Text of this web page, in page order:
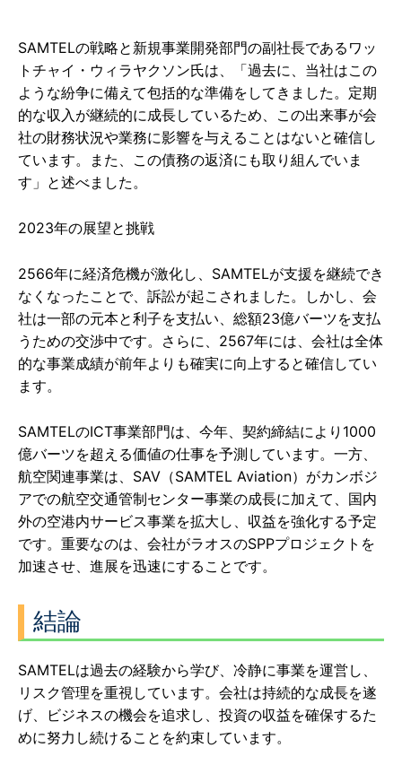
SAMTELの戦略と新規事業開発部門の副社長であるワッ
トチャイ・ウィラヤクソン氏は、「過去に、当社はこの
ような紛争に備えて包括的な準備をしてきました。定期
的な収入が継続的に成長しているため、この出来事が会
社の財務状況や業務に影響を与えることはないと確信し
ています。また、この債務の返済にも取り組んでいま
す」と述べました。
2023年の展望と挑戦
2566年に経済危機が激化し、SAMTELが支援を継続でき
なくなったことで、訴訟が起こされました。しかし、会
社は一部の元本と利子を支払い、総額23億バーツを支払
うための交渉中です。さらに、2567年には、会社は全体
的な事業成績が前年よりも確実に向上すると確信してい
ます。
SAMTELのICT事業部門は、今年、契約締結により1000
億バーツを超える価値の仕事を予測しています。一方、
航空関連事業は、SAV（SAMTEL Aviation）がカンボジ
アでの航空交通管制センター事業の成長に加えて、国内
外の空港内サービス事業を拡大し、収益を強化する予定
です。重要なのは、会社がラオスのSPPプロジェクトを
加速させ、進展を迅速にすることです。
結論
SAMTELは過去の経験から学び、冷静に事業を運営し、
リスク管理を重視しています。会社は持続的な成長を遂
げ、ビジネスの機会を追求し、投資の収益を確保するた
めに努力し続けることを約束しています。